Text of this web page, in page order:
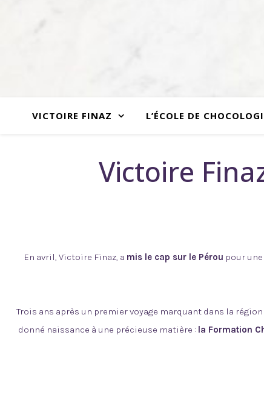
VICTOIRE FINAZ L’ÉCOLE DE
Victoire
En avril, Victoire Finaz, a mis le cap sur le Pérou pour
Trois ans après un premier voyage marquant dans la
donné naissance à une précieuse matière : la Formation